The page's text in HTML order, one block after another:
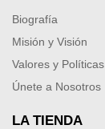
Biografía
Misión y Visión
Valores y Políticas
Únete a Nosotros
LA TIENDA